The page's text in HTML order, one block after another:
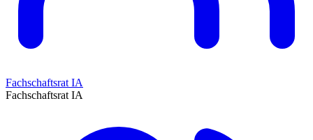
Fachschaftsrat IA
Fachschaftsrat IA